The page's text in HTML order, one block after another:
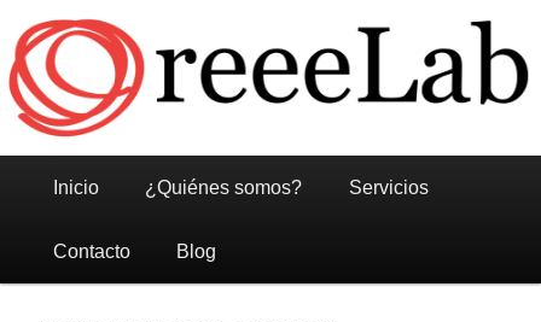
Reeelab
principal
Ir
contenido
Ir
contenido
Inicio ¿Quiénes somos? Servicios
Contacto Blog